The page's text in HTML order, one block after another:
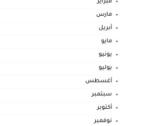
فبراير
مارس
أبريل
مايو
يونيو
يوليو
أغسطس
سبتمبر
أكتوبر
نوفمبر